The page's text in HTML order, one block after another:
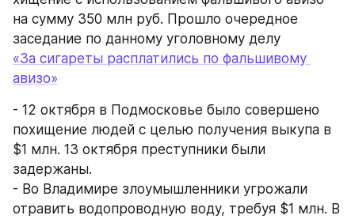
на сумму 350 млн руб. Прошло очередное
заседание по данному уголовному делу
«За сигареты расплатились по фальшивому
авизо»
- 12 октября в Подмосковье было совершено
похищение людей с целью получения выкупа в
$1 млн. 13 октября преступники были
задержаны.
- Во Владимире злоумышленники угрожали
отравить водопроводную воду, требуя $1 млн. В